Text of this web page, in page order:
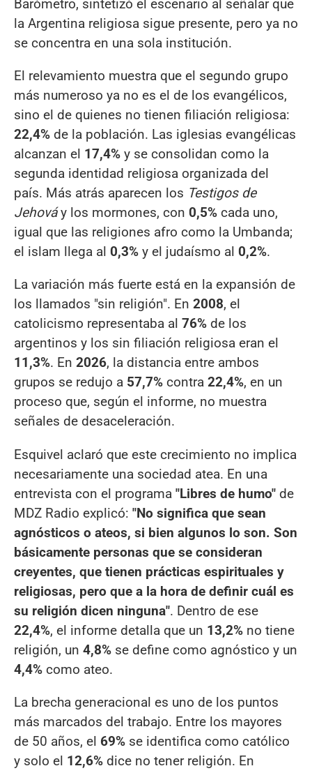
Barómetro, sintetizó el escenario al señalar que
la Argentina religiosa sigue presente, pero ya no
se concentra en una sola institución.
El relevamiento muestra que el segundo grupo
más numeroso ya no es el de los evangélicos,
sino el de quienes no tienen filiación religiosa:
22,4% de la población. Las iglesias evangélicas
alcanzan el 17,4% y se consolidan como la
segunda identidad religiosa organizada del
país. Más atrás aparecen los Testigos de
Jehováy los mormones, con 0,5% cada uno,
igual que las religiones afro como la Umbanda;
el islam llega al 0,3% y el judaísmo al 0,2%.
La variación más fuerte está en la expansión de
los llamados "sin religión". En 2008, el
catolicismo representaba al 76% de los
argentinos y los sin filiación religiosa eran el
11,3%. En 2026, la distancia entre ambos
grupos se redujo a 57,7% contra 22,4%, en un
proceso que, según el informe, no muestra
señales de desaceleración.
Esquivel aclaró que este crecimiento no implica
necesariamente una sociedad atea. En una
entrevista con el programa "Libres de humo" de
MDZ Radio explicó: "No significa que sean
agnósticos o ateos, si bien algunos lo son. Son
básicamente personas que se consideran
creyentes, que tienen prácticas espirituales y
religiosas, pero que a la hora de definir cuál es
su religión dicen ninguna". Dentro de ese
22,4%, el informe detalla que un 13,2% no tiene
religión, un 4,8% se define como agnóstico y un
4,4% como ateo.
La brecha generacional es uno de los puntos
más marcados del trabajo. Entre los mayores
de 50 años, el 69% se identifica como católico
y solo el 12,6% dice no tener religión. En